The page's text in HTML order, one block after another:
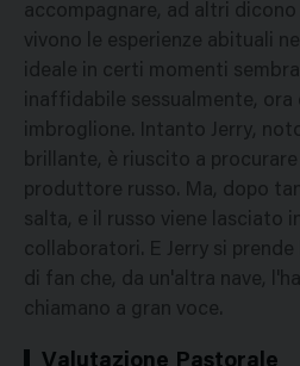
accompagnare, ad altri
vivono le esperienze abituali
ideale in certi momenti
inaffidabile sessualmente, ora
imbroglione. Intanto Jerry,
brillante, è riuscito a
produttore russo. Ma, dopo
salta, e il russo viene lasciato
collaboratori. E Jerry si
di fan che, da un'altra nave,
chiamano a gran voce.